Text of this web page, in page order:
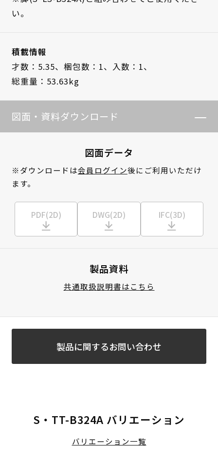
い。
積載情報
才数：5.35、 梱包数：1、 入数：1、
総重量：53.63kg
図面・資料ダウンロード
図面データ
※ダウンロードは会員ログイン後にご利用いただけ
ます。
PDF(2D) DWG(2D) IFC(3D)
製品資料
共通取扱説明書はこちら
製品に関するお問い合わせ
S・TT-B324A バリエーション
バリエーション一覧